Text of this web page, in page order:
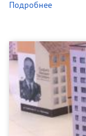
Подробнее